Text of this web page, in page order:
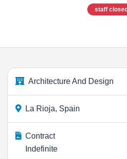
staff closed
Architecture And Design
La Rioja, Spain
Contract
Indefinite